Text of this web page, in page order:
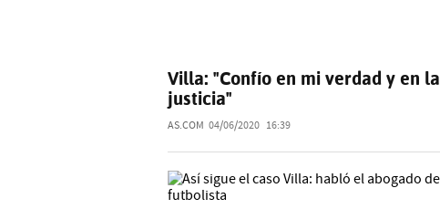
Villa: "Confío en mi verdad y en la
justicia"
AS.COM 04/06/2020 16:39